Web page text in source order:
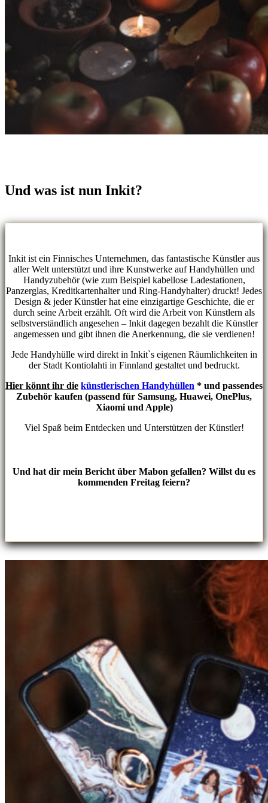
Und was ist nun Inkit?
Inkit ist ein Finnisches Unternehmen, das fantastische Künstler aus
aller Welt unterstützt und ihre Kunstwerke auf Handyhüllen und
Handyzubehör (wie zum Beispiel kabellose Ladestationen,
Panzerglas, Kreditkartenhalter und Ring-Handyhalter) druckt! Jedes
Design & jeder Künstler hat eine einzigartige Geschichte, die er
durch seine Arbeit erzählt. Oft wird die Arbeit von Künstlern als
selbstverständlich angesehen – Inkit dagegen bezahlt die Künstler
angemessen und gibt ihnen die Anerkennung, die sie verdienen!
Jede Handyhülle wird direkt in Inkit`s eigenen Räumlichkeiten in
der Stadt Kontiolahti in Finnland gestaltet und bedruckt.
Hier könnt ihr die künstlerischen Handyhüllen * und passendes
Zubehör kaufen (passend für Samsung, Huawei, OnePlus,
Xiaomi und Apple)
Viel Spaß beim Entdecken und Unterstützen der Künstler!
Und hat dir mein Bericht über Mabon gefallen? Willst du es
kommenden Freitag feiern?